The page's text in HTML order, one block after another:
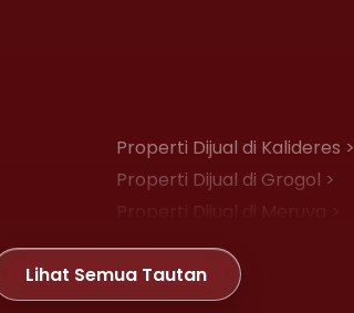
Properti Dijual di Kalideres >
Properti Dijual di Grogol >
Properti Dijual di Meruya >
Properti Dijual di Joglo >
Lihat Semua Tautan